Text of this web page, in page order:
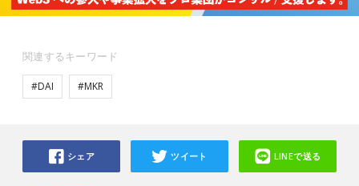
関連するキーワード
#DAI #MKR
シェア ツイート LINEで送る